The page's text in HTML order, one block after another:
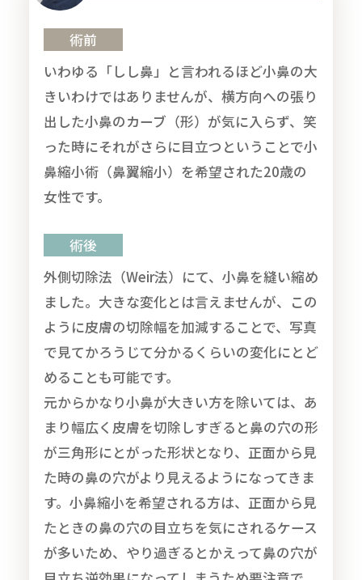
術前
いわゆる「しし鼻」と言われるほど小鼻の大
きいわけではありませんが、横方向への張り
出した小鼻のカーブ（形）が気に入らず、笑
った時にそれがさらに目立つということで小
鼻縮小術（鼻翼縮小）を希望された20歳の
女性です。
術後
外側切除法（Weir法）にて、小鼻を縫い縮め
ました。大きな変化とは言えませんが、この
ように皮膚の切除幅を加減することで、写真
で見てかろうじて分かるくらいの変化にとど
めることも可能です。
元からかなり小鼻が大きい方を除いては、あ
まり幅広く皮膚を切除しすぎると鼻の穴の形
が三角形にとがった形状となり、正面から見
た時の鼻の穴がより見えるようになってきま
す。小鼻縮小を希望される方は、正面から見
たときの鼻の穴の目立ちを気にされるケース
が多いため、やり過ぎるとかえって鼻の穴が
無料
相談
電話
予約
LINE
予約
Web
予約